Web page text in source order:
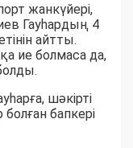
жанкүйері,
Гауһардың 4
айтты.
ие болмаса да,
шәкірті
бапкері